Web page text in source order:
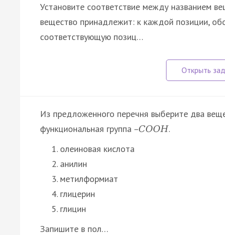
Установите соответствие между названием
вещество принадлежит: к каждой позиции,
соответствующую позиц…
Из предложенного перечня выберите два
функциональная группа –СООН.
олеиновая кислота
анилин
метилформиат
глицерин
глицин
Запишите в пол…